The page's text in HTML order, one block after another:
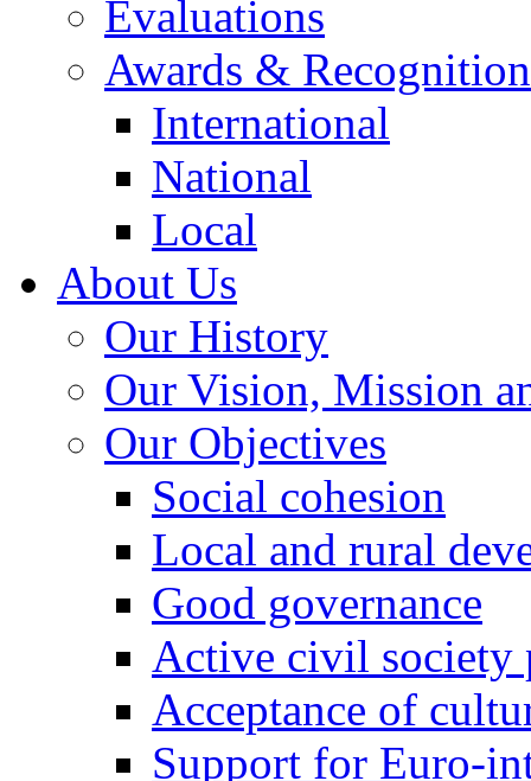
Evaluations
Awards &
International
National
Local
About Us
Our History
Our Vision, Mission
Our Objectives
Social cohesion
Local and rural
Good governance
Active civil society
Acceptance of
Support for Euro-